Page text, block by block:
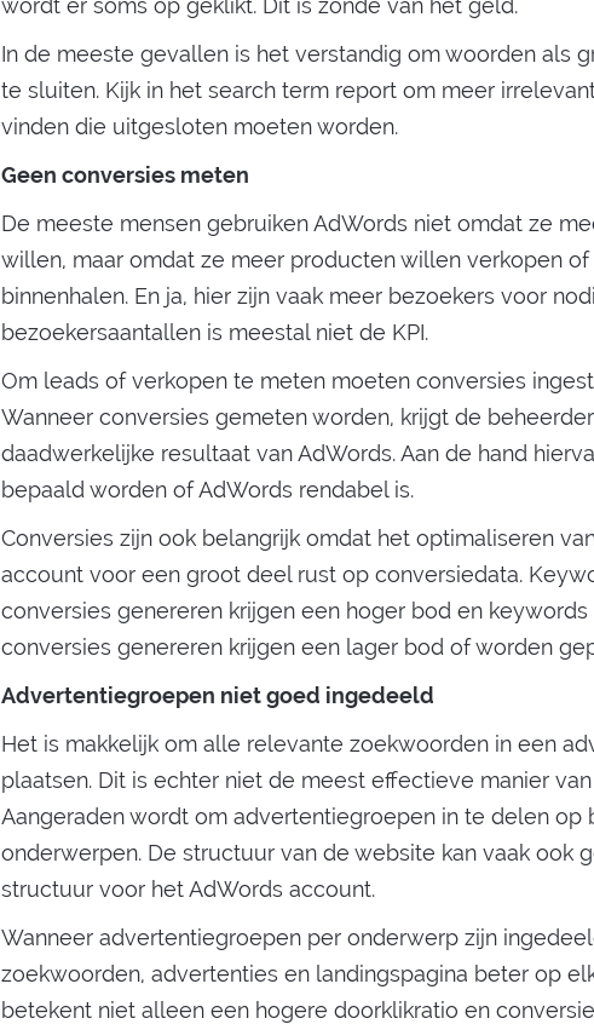
wordt er soms op geklikt. Dit is zonde van het geld.
In de meeste gevallen is het verstandig om woorden als
te sluiten. Kijk in het search term report om meer
vinden die uitgesloten moeten worden.
Geen conversies meten
De meeste mensen gebruiken AdWords niet omdat ze
willen, maar omdat ze meer producten willen verkopen
binnenhalen. En ja, hier zijn vaak meer bezoekers voor
bezoekersaantallen is meestal niet de KPI.
Om leads of verkopen te meten moeten conversies
Wanneer conversies gemeten worden, krijgt de
daadwerkelijke resultaat van AdWords. Aan de hand
bepaald worden of AdWords rendabel is.
Conversies zijn ook belangrijk omdat het optimaliseren
account voor een groot deel rust op conversiedata.
conversies genereren krijgen een hoger bod en
conversies genereren krijgen een lager bod of worden
Advertentiegroepen niet goed ingedeeld
Het is makkelijk om alle relevante zoekwoorden in een
plaatsen. Dit is echter niet de meest effectieve manier
Aangeraden wordt om advertentiegroepen in te delen op
onderwerpen. De structuur van de website kan vaak ook
structuur voor het AdWords account.
Wanneer advertentiegroepen per onderwerp zijn
zoekwoorden, advertenties en landingspagina beter op
betekent niet alleen een hogere doorklikratio en